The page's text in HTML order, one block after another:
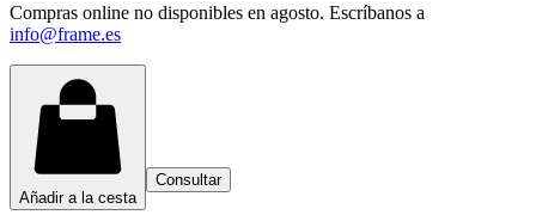
Compras online no disponibles en agosto. Escríbanos a
info@frame.es
Añadir a la cesta
Consultar